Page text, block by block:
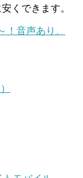
くできます。
！音声あり、